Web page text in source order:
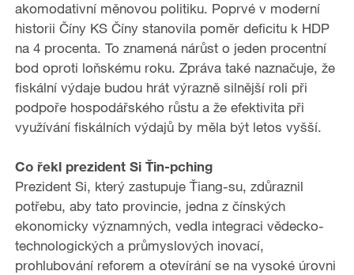
akomodativní měnovou politiku. Poprvé v moderní
historii Číny KS Číny stanovila poměr deficitu k HDP
na 4 procenta. To znamená nárůst o jeden procentní
bod oproti loňskému roku. Zpráva také naznačuje, že
fiskální výdaje budou hrát výrazně silnější roli při
podpoře hospodářského růstu a že efektivita při
využívání fiskálních výdajů by měla být letos vyšší.
Co řekl prezident Si Ťin-pching
Prezident Si, který zastupuje Ťiang-su, zdůraznil
potřebu, aby tato provincie, jedna z čínských
ekonomicky významných, vedla integraci vědecko-
technologických a průmyslových inovací,
prohlubování reforem a otevírání se na vysoké úrovni